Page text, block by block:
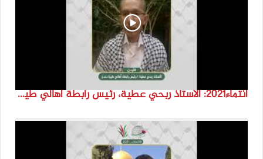
انتماء2021: الاستاذ ربحي عطية، رئيس رابطة اهالي طيرة دندن، الاردن